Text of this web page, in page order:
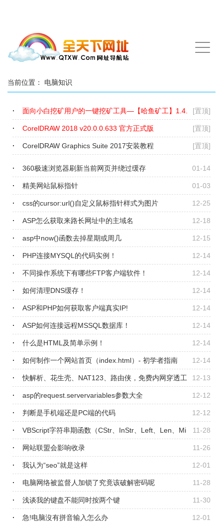
手
机
当前位置： 电脑知识
[置顶]
面向小白挖矿用户的一键挖矿工具—【哈鱼矿工】1.4.
0.1085.版本发布 [置顶]
CorelDRAW 2018 v20.0.0.633 官方正式版
[置顶]
CorelDRAW Graphics Suite 2017安装教程
01-14
360极速浏览器刷新当前网页并绕过缓存
01-03
精美网站鼠标指针
12-25
css的cursor:url()自定义鼠标指针样式为图片
12-18
ASP怎么获取来路长网址中的主域名
12-15
asp中now()函数去掉星期或周几
12-14
PHP连接MYSQL的代码实例！
12-14
不同操作系统下有哪些FTP客户端软件！
12-14
如何清理DNS缓存！
12-14
ASP和PHP如何获取客户端真实IP!
12-14
ASP如何连接远程MSSQL数据库！
12-14
什么是HTML及简单示例！
12-14
如何制作一个网站首页（index.html）- 初学者指南
12-13
快解析、花生壳、NAT123、路由侠，免费内网穿透工
具怎么选？ 12-12
asp的request.servervariables参数大全
12-12
判断是手机端还是PC端的代码
11-28
VBScript字符串期函数（CStr、InStr、Left、Len、Mi
d、Replace、StrComp、U.. 11-26
网站联盟会影响收录
12-01
我认为“seo”就是这样
11-28
电脑网络被监督人加锁了究竟该破解密码呢
11-30
浅谈我的键盘不能同时按两个键
12-01
急!电脑沒有拼音输入怎么办